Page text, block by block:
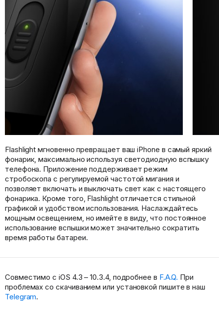
Flashlight мгновенно превращает ваш iPhone в самый яркий
фонарик, максимально используя светодиодную вспышку
телефона. Приложение поддерживает режим
стробоскопа с регулируемой частотой мигания и
позволяет включать и выключать свет как с настоящего
фонарика. Кроме того, Flashlight отличается стильной
графикой и удобством использования. Наслаждайтесь
мощным освещением, но имейте в виду, что постоянное
использование вспышки может значительно сократить
время работы батареи.
Совместимо с iOS 4.3 – 10.3.4, подробнее в F.A.Q. При
проблемах со скачиванием или установкой пишите в наш
Telegram.